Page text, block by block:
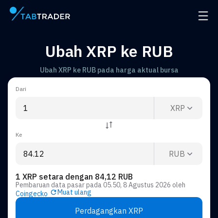
Halaman utama Buka
Ubah XRP ke RUB
Ubah XRP ke RUB pada harga aktual bursa
Dari
XRP
Ke
RUB
1 XRP setara dengan 84,12 RUB
Pembaruan data pasar pada05.50, 8 Agustus 2026 oleh
Coingecko
Muat ulang
Perdagangkan XRP